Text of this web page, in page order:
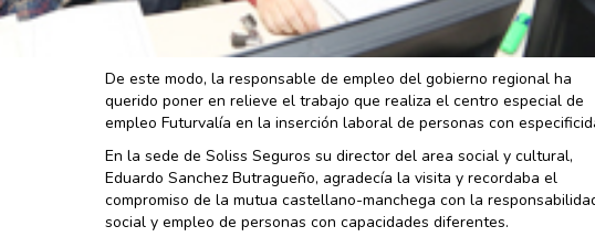
De este modo, la responsable de empleo del gobierno regional ha
querido poner en relieve el trabajo que realiza el centro especial de
empleo Futurvalía en la inserción laboral de personas con
En la sede de Soliss Seguros su director del area social y cultural,
Eduardo Sanchez Butragueño, agradecía la visita y recordaba el
compromiso de la mutua castellano-manchega con la
social y empleo de personas con capacidades diferentes.